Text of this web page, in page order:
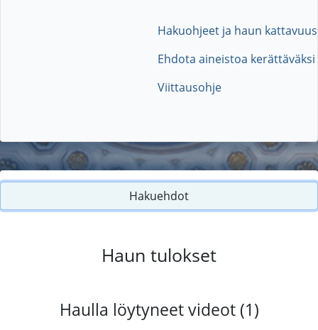
Hakuohjeet ja haun kattavuus
Ehdota aineistoa kerättäväksi
Viittausohje
Hakuehdot
Haun tulokset
Haulla löytyneet videot (1)